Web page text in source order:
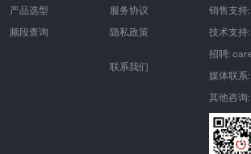
产品选型
频段查询
服务协议
隐私政策
联系我们
销售支
技术支
招聘:
媒体联
其他咨